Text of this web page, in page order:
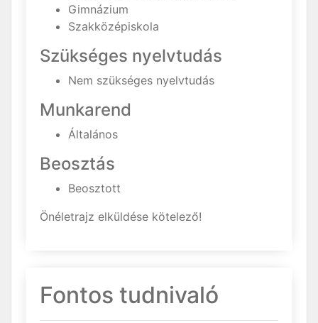
Gimnázium
Szakközépiskola
Szükséges nyelvtudás
Nem szükséges nyelvtudás
Munkarend
Általános
Beosztás
Beosztott
Önéletrajz elküldése kötelező!
Fontos tudnivaló